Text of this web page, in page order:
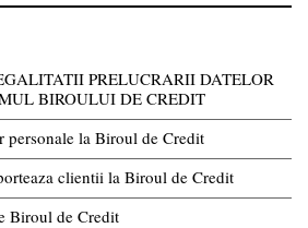
PRELUCRARII DATELOR
BIROULUI DE CREDIT
personale la Biroul de Credit
clientii la Biroul de Credit
Biroul de Credit